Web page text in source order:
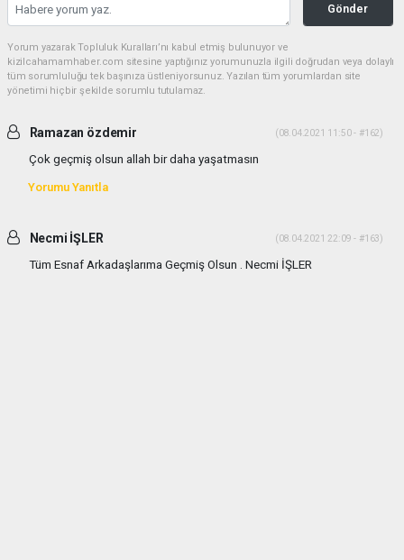
Gönder
Yorum yazarak Topluluk Kuralları’nı kabul etmiş bulunuyor ve
kizilcahamamhaber.com sitesine yaptığınız yorumunuzla ilgili doğrudan veya dolaylı
tüm sorumluluğu tek başınıza üstleniyorsunuz. Yazılan tüm yorumlardan site
yönetimi hiçbir şekilde sorumlu tutulamaz.
Ramazan özdemir (08.04.2021 11:50 - #162)
Çok geçmiş olsun allah bir daha yaşatmasın
Yorumu Yanıtla
Necmi İŞLER (08.04.2021 22:09 - #163)
Tüm Esnaf Arkadaşlarıma Geçmiş Olsun . Necmi İŞLER